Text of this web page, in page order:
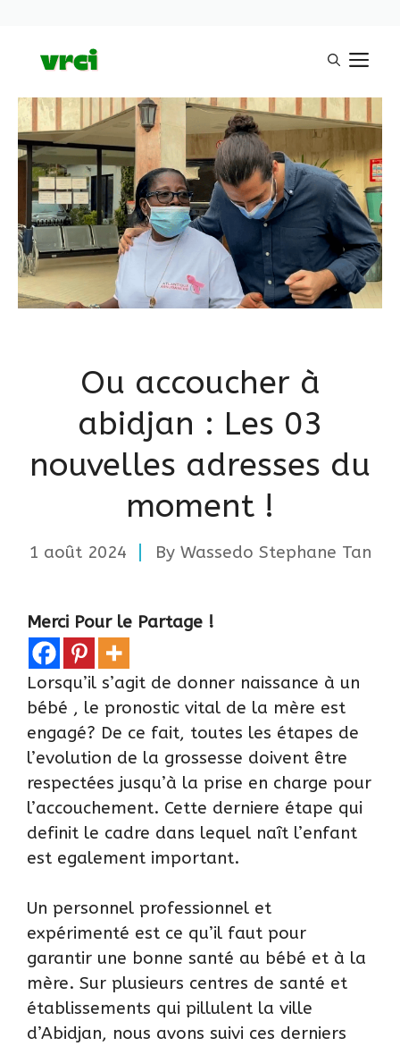
Ou accoucher à
abidjan : Les 03
nouvelles adresses du
moment !
1 août 2024 By Wassedo Stephane Tan
Merci Pour le Partage !
Lorsqu’il s’agit de donner naissance à un
bébé , le pronostic vital de la mère est
engagé? De ce fait, toutes les étapes de
l’evolution de la grossesse doivent être
respectées jusqu’à la prise en charge pour
l’accouchement. Cette derniere étape qui
definit le cadre dans lequel naît l’enfant
est egalement important.
Un personnel professionnel et
expérimenté est ce qu’il faut pour
garantir une bonne santé au bébé et à la
mère. Sur plusieurs centres de santé et
établissements qui pillulent la ville
d’Abidjan, nous avons suivi ces derniers